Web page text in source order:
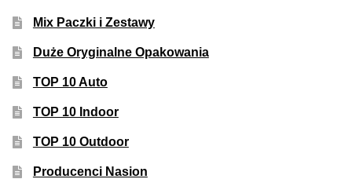
PROMOCJA 500 Plus
Harmonogram Outdoor
Formy i Koszt Wysyłki
Odbiór Osobisty
Mix Paczki i Zestawy
Duże Oryginalne Opakowania
TOP 10 Auto
TOP 10 Indoor
TOP 10 Outdoor
Producenci Nasion